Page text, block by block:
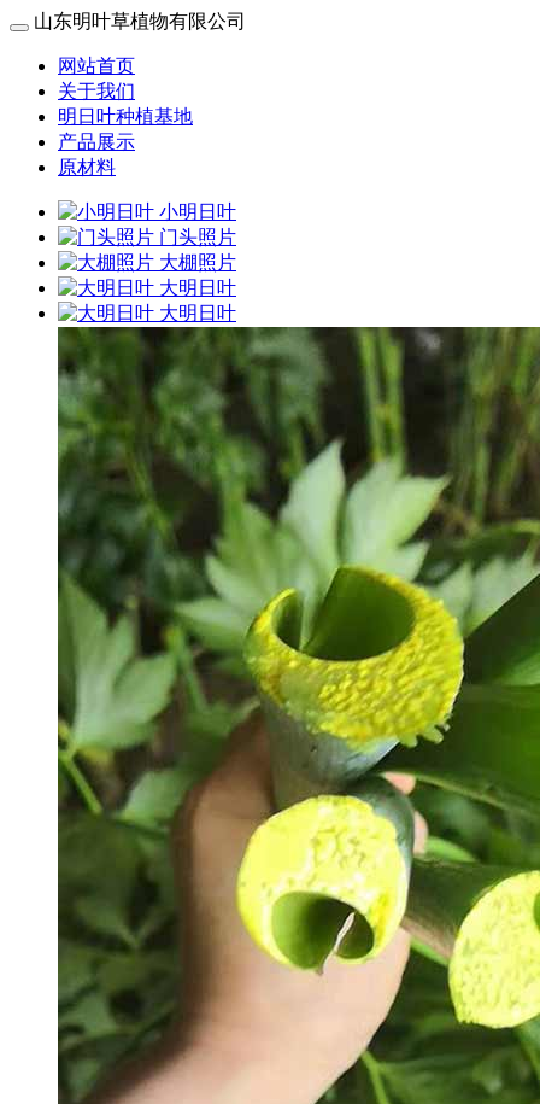
山东明叶草植物有限公司
网站首页
关于我们
明日叶种植基地
产品展示
原材料
小明日叶
门头照片
大棚照片
大明日叶
大明日叶